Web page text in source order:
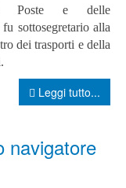
Poste e delle
sottosegretario alla
dei trasporti e della
Leggi tutto...
navigatore